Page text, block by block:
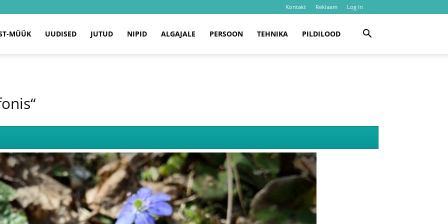
Kontakt Reklaam Log In
MÜÜK UUDISED JUTUD NIPID ALGAJALE PERSOON TEHNIKA PILDILOOD